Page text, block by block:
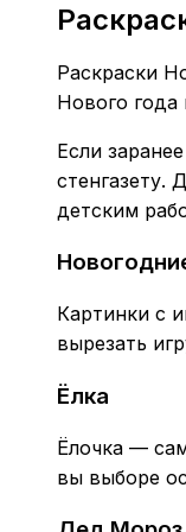
Раскраски
Нового
Если
стенгазету.
детским
Картинки с
вырезать
Ёлка
Ёлочка —
вы выборе